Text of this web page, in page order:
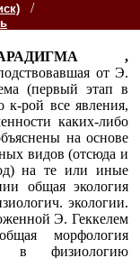
/
,
от Э.
(первый этап в
к-рой все явления,
каких-либо
на основе
видов (отсюда и
на те или иные
общая экология
экологии.
Э. Геккелем
морфология
в физиологию